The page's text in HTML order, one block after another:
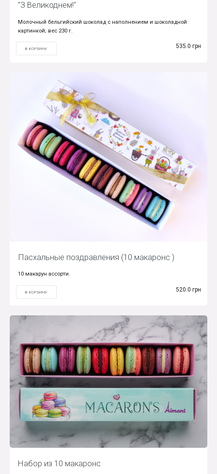
"З Великоднем!"
Молочный бельгийский шоколад с наполнением и шоколадной
картинкой; вес 230 г.
В КОРЗИНУ 535.0 грн
Пасхальные поздравления (10 макаронс )
10 макарун ассорти.
В КОРЗИНУ 520.0 грн
Набор из 10 макаронс